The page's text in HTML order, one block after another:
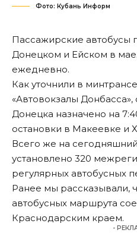
Фото: Кубань Информ
Пассажирские автобусы
Донецком и Ейском в
ежедневно.
Как уточнили в
«Автовокзалы
Донецка назначено на
остановки в Макеевке и
Всего же на
установлено 320
регулярных автобусных
Ранее мы рассказывали,
автобусных маршрута
Краснодарским краем.
-